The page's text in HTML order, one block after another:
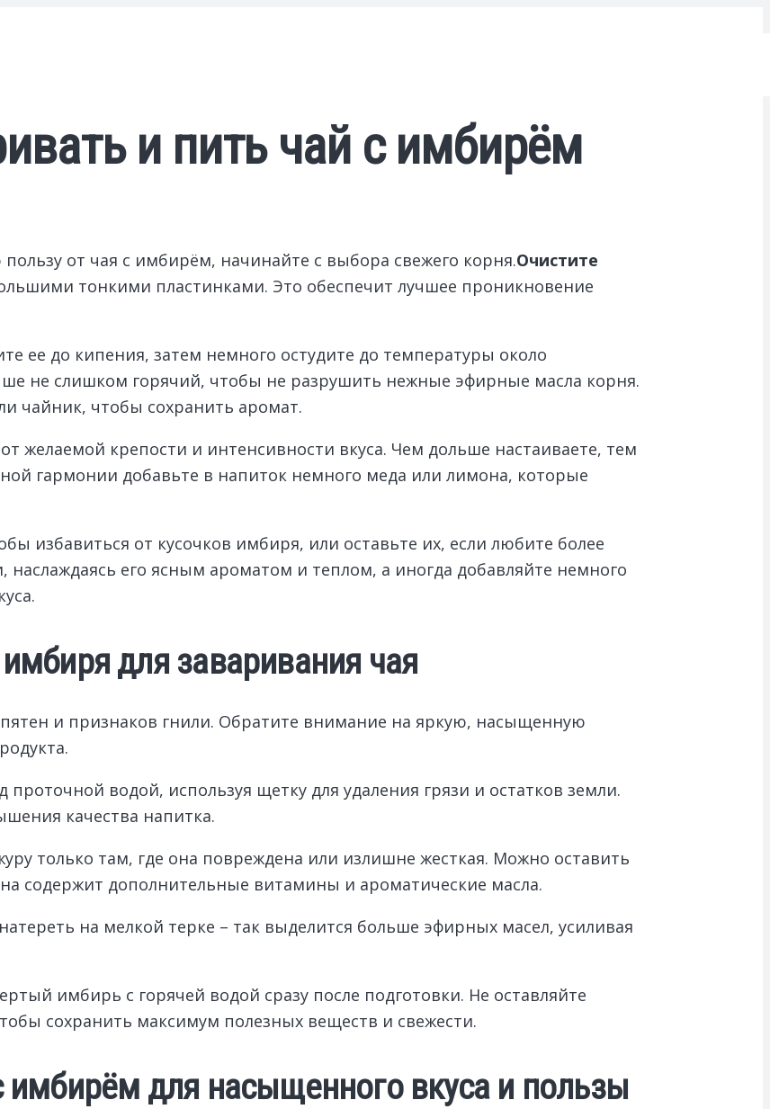
и пить чай с имбирём
от чая с имбирём, начинайте с выбора свежего корня.Очистите
тонкими пластинками. Это обеспечит лучшее проникновение
ее до кипения, затем немного остудите до температуры около
не слишком горячий, чтобы не разрушить нежные эфирные масла корня.
чайник, чтобы сохранить аромат.
желаемой крепости и интенсивности вкуса. Чем дольше настаиваете, тем
гармонии добавьте в напиток немного меда или лимона, которые
избавиться от кусочков имбиря, или оставьте их, если любите более
его ясным ароматом и теплом, а иногда добавляйте немного
для заваривания чая
и признаков гнили. Обратите внимание на яркую, насыщенную
водой, используя щетку для удаления грязи и остатков земли.
качества напитка.
только там, где она повреждена или излишне жесткая. Можно оставить
содержит дополнительные витамины и ароматические масла.
на мелкой терке – так выделится больше эфирных масел, усиливая
имбирь с горячей водой сразу после подготовки. Не оставляйте
сохранить максимум полезных веществ и свежести.
имбирём для насыщенного вкуса и пользы